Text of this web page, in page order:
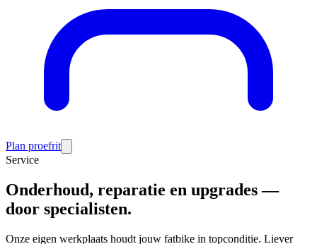
Plan proefrit
Service
Onderhoud, reparatie en upgrades —
door specialisten.
Onze eigen werkplaats houdt jouw fatbike in topconditie. Liever